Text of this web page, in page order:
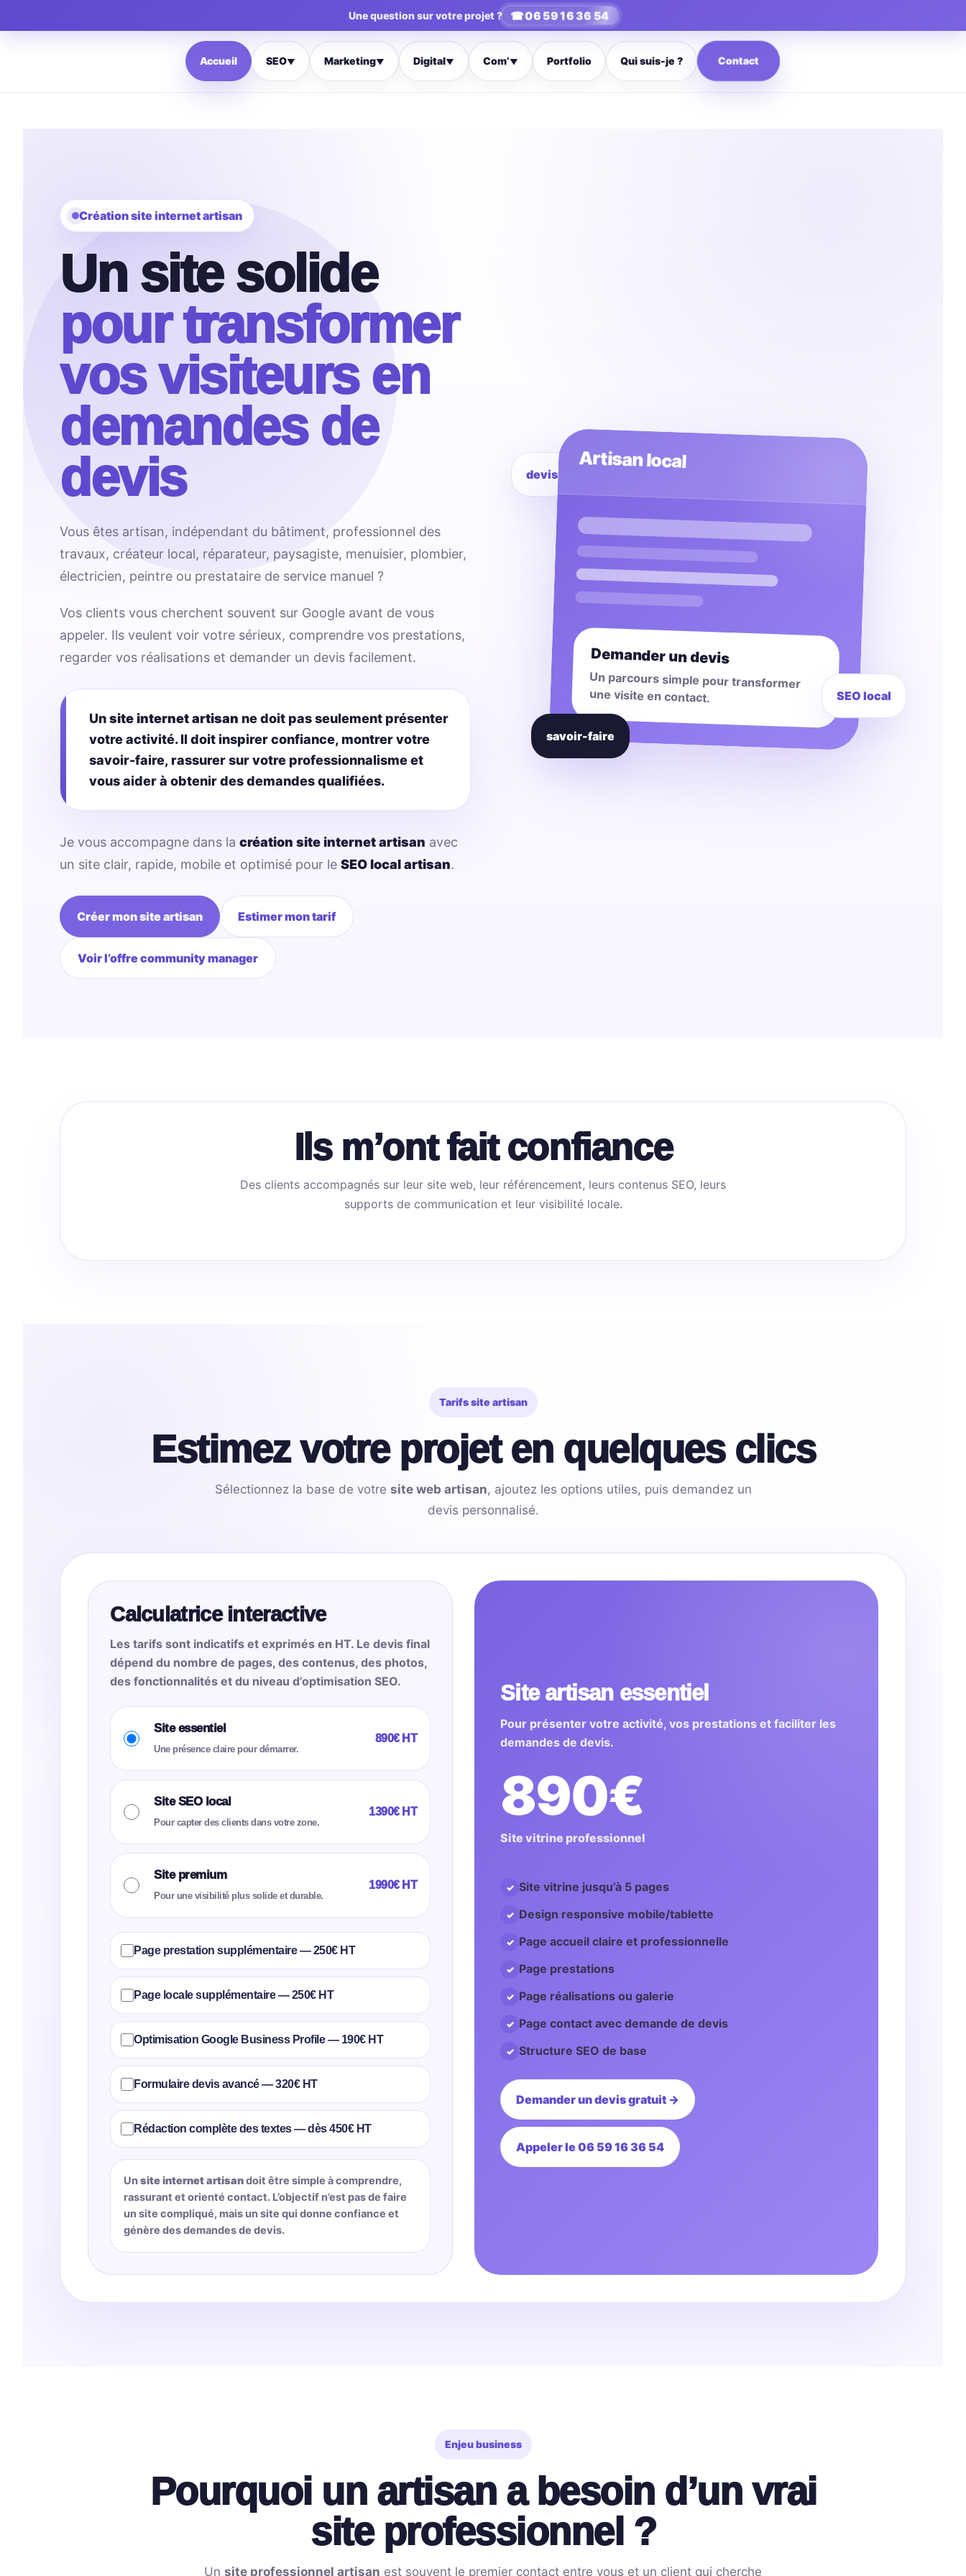
Une question sur votre projet ? ☎06 59 16 36 54
Accueil SEO▼ Marketing▼ Digital▼ Com’▼ Portfolio Qui suis-je ? Contact
Création site internet artisan
Un site solide
pour transformer
vos visiteurs en
demandes de
devis
Vous êtes artisan, indépendant du bâtiment, professionnel des
travaux, créateur local, réparateur, paysagiste, menuisier, plombier,
électricien, peintre ou prestataire de service manuel ?
Vos clients vous cherchent souvent sur Google avant de vous
appeler. Ils veulent voir votre sérieux, comprendre vos prestations,
regarder vos réalisations et demander un devis facilement.
Unsite internet artisan ne doit pas seulement présenter
votre activité. Il doit inspirer confiance, montrer votre
savoir-faire, rassurer sur votre professionnalisme et
vous aider à obtenir des demandes qualifiées.
Je vous accompagne dans lacréation site internet artisan avec
un site clair, rapide, mobile et optimisé pour leSEO local artisan.
Créer mon site artisan Estimer mon tarif
Voir l’offre community manager
devis en ligne
Artisan local
Demander un devis
Un parcours simple pour transformer
une visite en contact. SEO local
savoir-faire
Ils m’ont fait confiance
Des clients accompagnés sur leur site web, leur référencement, leurs contenus SEO, leurs
supports de communication et leur visibilité locale.
Tarifs site artisan
Estimez votre projet en quelques clics
Sélectionnez la base de votre site web artisan, ajoutez les options utiles, puis demandez un
devis personnalisé.
Calculatrice interactive
Les tarifs sont indicatifs et exprimés en HT. Le devis final
dépend du nombre de pages, des contenus, des photos,
des fonctionnalités et du niveau d’optimisation SEO.
Site essentiel
Une présence claire pour démarrer.
890€ HT
Site SEO local
Pour capter des clients dans votre zone.
1390€ HT
Site premium
Pour une visibilité plus solide et durable.
1990€ HT
Page prestation supplémentaire — 250€ HT
Page locale supplémentaire — 250€ HT
Optimisation Google Business Profile — 190€ HT
Formulaire devis avancé — 320€ HT
Rédaction complète des textes — dès 450€ HT
Unsite internet artisandoit être simple à comprendre,
rassurant et orienté contact. L’objectif n’est pas de faire
un site compliqué, mais un site qui donne confiance et
génère des demandes de devis.
Site artisan essentiel
Pour présenter votre activité, vos prestations et faciliter les
demandes de devis.
890€
Site vitrine professionnel
Site vitrine jusqu’à 5 pages
Design responsive mobile/tablette
Page accueil claire et professionnelle
Page prestations
Page réalisations ou galerie
Page contact avec demande de devis
Structure SEO de base
Demander un devis gratuit →
Appeler le 06 59 16 36 54
Enjeu business
Pourquoi un artisan a besoin d’un vrai
site professionnel ?
Un site professionnel artisan est souvent le premier contact entre vous et un client qui cherche